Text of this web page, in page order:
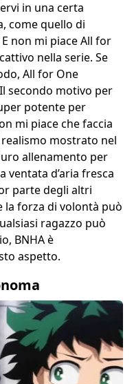
in una certa
come quello di
non mi piace All for
nella serie. Se
All for One
secondo motivo per
potente per
mi piace che faccia
mostrato nel
allenamento per
d’aria fresca
parte degli altri
la forza di volontà può
ragazzo può
BNHA è
aspetto.